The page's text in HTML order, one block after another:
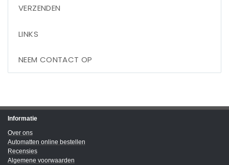
VERZENDEN
LINKS
NEEM CONTACT OP
Informatie
Over ons
Automatten online bestellen
Recensies
Algemene voorwaarden